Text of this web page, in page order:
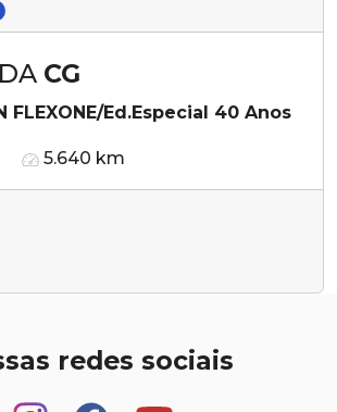
CG
FLEXONE/Ed.Especial 40 Anos
5.640 km
redes sociais